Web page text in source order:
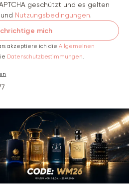
geschützt und es gelten
und Nutzungsbedingungen.
mich
akzeptiere ich die Allgemeinen
Datenschutzbestimmungen.